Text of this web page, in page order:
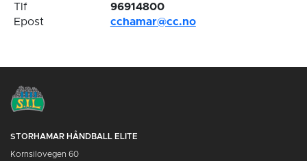
Tlf
96914800
Epost
cchamar@cc.no
STORHAMAR HÅNDBALL ELITE
Kornsilovegen 60